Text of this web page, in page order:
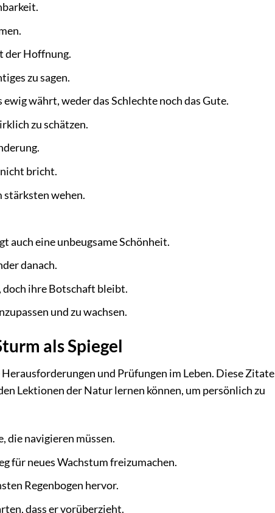
der Hoffnung.
zu sagen.
währt, weder das Schlechte noch das Gute.
zu schätzen.
bricht.
stärksten wehen.
auch eine unbeugsame Schönheit.
danach.
ihre Botschaft bleibt.
und zu wachsen.
als Spiegel
und Prüfungen im Leben. Diese Zitate
Lektionen der Natur lernen können, um persönlich zu
die navigieren müssen.
für neues Wachstum freizumachen.
Regenbogen hervor.
dass er vorüberzieht.